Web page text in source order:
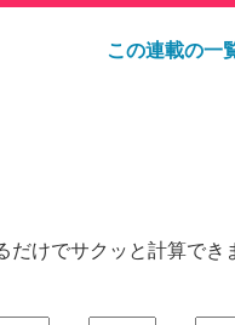
この連載の一
だけでサクッと計算でき